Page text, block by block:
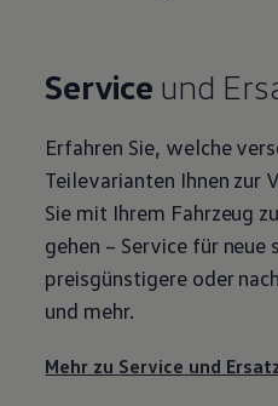
Service und
Erfahren Sie, welche
Teilevarianten Ihnen zur
Sie mit Ihrem Fahrzeug
gehen – Servicefür neue
preisgünstigere oder
und mehr.
Mehr zu Service und